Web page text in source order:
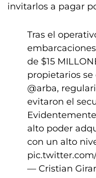
invitarlos a pagar
Tras el
de $15
propietarios
@arba,
evitaron el
alto poder
con un alto
— Cristian